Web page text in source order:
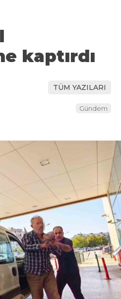
kaptırdı
TÜM YAZILARI
Gündem